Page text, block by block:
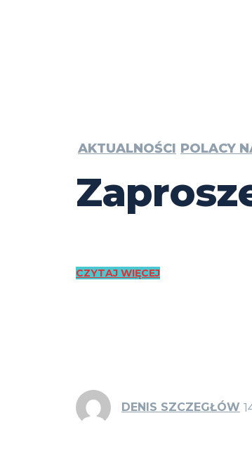
AKTUALNOŚCI POLACY
CZYTAJ WIĘCEJ
DENIS SZCZEGŁÓW